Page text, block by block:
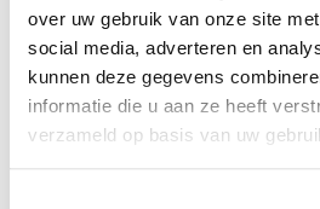
over uw gebruik van onze site
social media, adverteren en
kunnen deze gegevens
informatie die u aan ze heeft
verzameld op basis van uw
15. graag horen we van je
bent voor F.E.S. Dan kunnen
met het inplannen van o.a. de
kennismakingsbijeenkomsten
binnen het team waar je bij